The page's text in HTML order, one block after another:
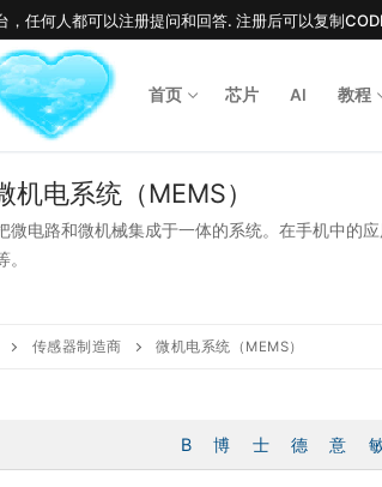
，任何人都可以注册提问和回答. 注册后可以复制
首页 芯片 AI 教程
机电系统（MEMS）
微电路和微机械集成于一体的系统。在手机中的
传感器制造商 微机电系统（MEMS）
B 博 士 德 意